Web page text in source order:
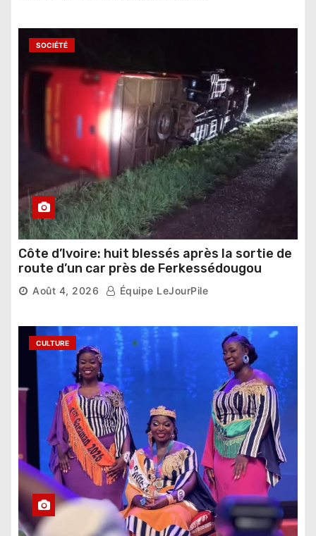
SOCIÉTÉ
Côte d’Ivoire: huit blessés après la sortie de
route d’un car près de Ferkessédougou
Août 4, 2026 Équipe LeJourPile
CULTURE